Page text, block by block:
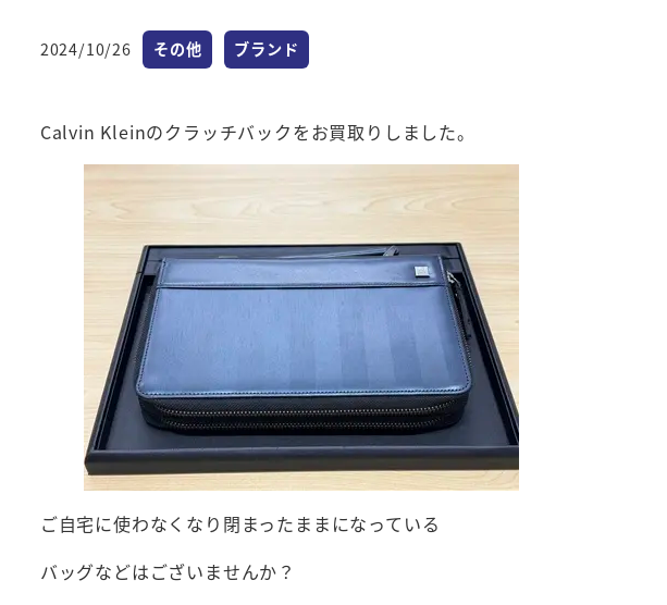
投稿日
2024/10/26 カテゴリー
その他 カテゴリー
ブランド
Calvin Kleinのクラッチバックをお買取りしました。
ご自宅に使わなくなり閉まったままになっている
バッグなどはございませんか？